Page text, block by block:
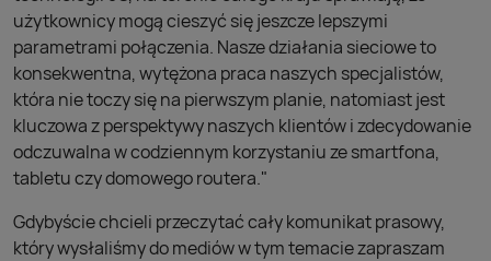
użytkownicy mogą cieszyć się jeszcze lepszymi
parametrami połączenia. Nasze działania sieciowe to
konsekwentna, wytężona praca naszych specjalistów,
która nie toczy się na pierwszym planie, natomiast jest
kluczowa z perspektywy naszych klientów i zdecydowanie
odczuwalna w codziennym korzystaniu ze smartfona,
tabletu czy domowego routera."
Gdybyście chcieli przeczytać cały komunikat prasowy,
który wysłaliśmy do mediów w tym temacie zapraszam